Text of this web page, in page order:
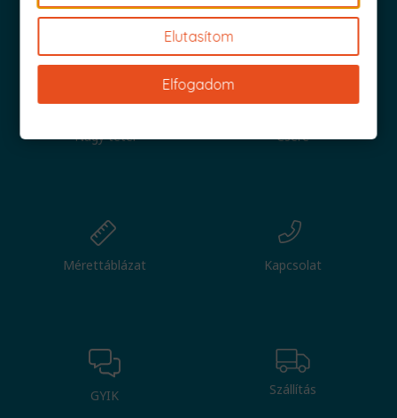
Iratkozz fel és küldjük is az 1000 Ft értékű kuponod!
Nagy tétel Csere
Mérettáblázat Kapcsolat
GYIK Szállítás
Elutasítom
Elfogadom